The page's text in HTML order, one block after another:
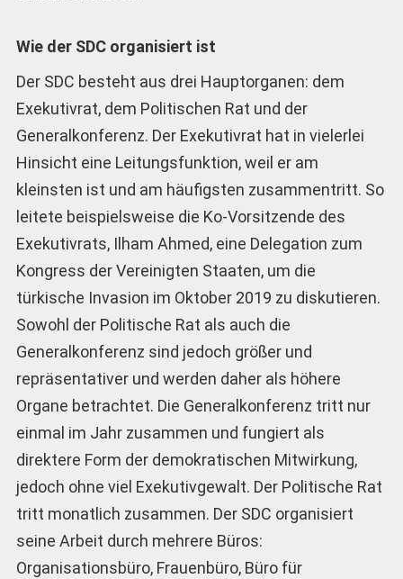
Wie der SDC organisiert ist
Der SDC besteht aus drei Hauptorganen: dem
Exekutivrat, dem Politischen Rat und der
Generalkonferenz. Der Exekutivrat hat in vielerlei
Hinsicht eine Leitungsfunktion, weil er am
kleinsten ist und am häufigsten zusammentritt. So
leitete beispielsweise die Ko-Vorsitzende des
Exekutivrats, Ilham Ahmed, eine Delegation zum
Kongress der Vereinigten Staaten, um die
türkische Invasion im Oktober 2019 zu diskutieren.
Sowohl der Politische Rat als auch die
Generalkonferenz sind jedoch größer und
repräsentativer und werden daher als höhere
Organe betrachtet. Die Generalkonferenz tritt nur
einmal im Jahr zusammen und fungiert als
direktere Form der demokratischen Mitwirkung,
jedoch ohne viel Exekutivgewalt. Der Politische Rat
tritt monatlich zusammen. Der SDC organisiert
seine Arbeit durch mehrere Büros:
Organisationsbüro, Frauenbüro, Büro für